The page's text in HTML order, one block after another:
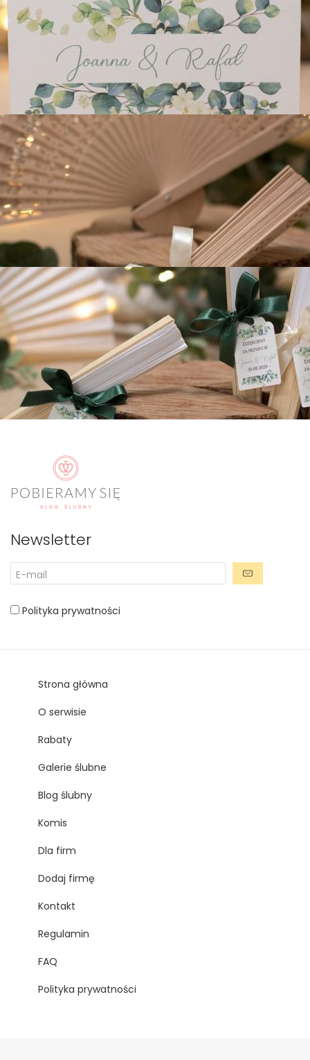
Newsletter
Polityka prywatności
Strona główna
O serwisie
Rabaty
Galerie ślubne
Blog ślubny
Komis
Dla firm
Dodaj firmę
Kontakt
Regulamin
FAQ
Polityka prywatności